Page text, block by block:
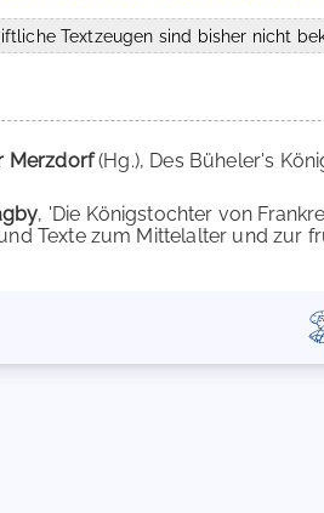
Textzeugen sind bisher nicht
Merzdorf(Hg.), Des Büheler's
, 'Die Königstochter von
Texte zum Mittelalter und zur